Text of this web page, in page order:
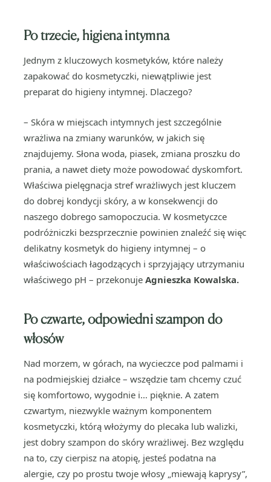
Po trzecie, higiena intymna
Jednym z kluczowych kosmetyków, które należy
zapakować do kosmetyczki, niewątpliwie jest
preparat do higieny intymnej. Dlaczego?
– Skóra w miejscach intymnych jest szczególnie
wrażliwa na zmiany warunków, w jakich się
znajdujemy. Słona woda, piasek, zmiana proszku do
prania, a nawet diety może powodować dyskomfort.
Właściwa pielęgnacja stref wrażliwych jest kluczem
do dobrej kondycji skóry, a w konsekwencji do
naszego dobrego samopoczucia. W kosmetyczce
podróżniczki bezsprzecznie powinien znaleźć się więc
delikatny kosmetyk do higieny intymnej – o
właściwościach łagodzących i sprzyjający utrzymaniu
właściwego pH – przekonuje Agnieszka Kowalska.
Po czwarte, odpowiedni szampon do
włosów
Nad morzem, w górach, na wycieczce pod palmami i
na podmiejskiej działce – wszędzie tam chcemy czuć
się komfortowo, wygodnie i… pięknie. A zatem
czwartym, niezwykle ważnym komponentem
kosmetyczki, którą włożymy do plecaka lub walizki,
jest dobry szampon do skóry wrażliwej. Bez względu
na to, czy cierpisz na atopię, jesteś podatna na
alergie, czy po prostu twoje włosy „miewają kaprysy”,